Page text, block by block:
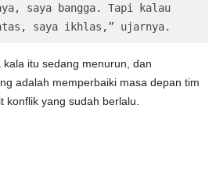
saya bangga. Tapi kalau
saya ikhlas,” ujarnya.
itu sedang menurun, dan
adalah memperbaiki masa depan tim
yang sudah berlalu.